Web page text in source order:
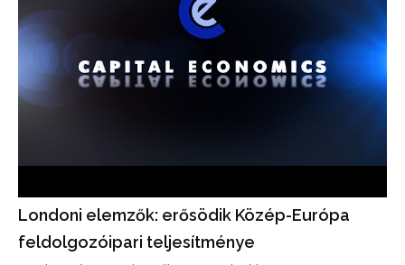
Londoni elemzők: erősödik Közép-Európa
feldolgozóipari teljesítménye